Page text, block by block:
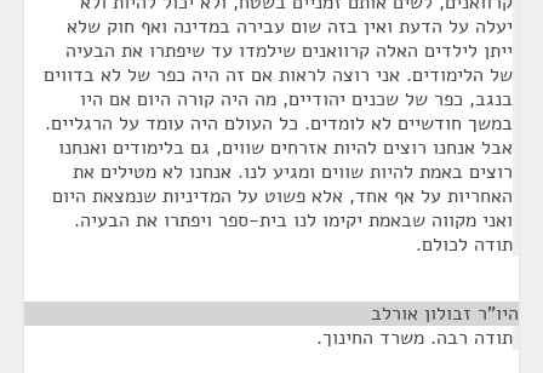
יעלה על הדעת ואין בזה שום עבירה במדינה ואף חוק שלא
ייתן לילדים האלה קרוואנים שילמדו עד שיפתרו את הבעיה
של הלימודים. אני רוצה לראות אם זה היה כפר של לא בדווים
בנגב, כפר של שכנים יהודיים, מה היה קורה היום אם היו
במשך חודשיים לא לומדים. כל העולם היה עומד על הרגליים.
אבל אנחנו רוצים להיות אזרחים שווים, גם בלימודים ואנחנו
רוצים באמת להיות שווים ומגיע לנו. אנחנו לא מטילים את
האחריות על אף אחד, אלא פשוט על המדיניות שנמצאת היום
ואני מקווה שבאמת יקימו לנו בית-ספר ויפתרו את הבעיה.
תודה לכולם.
היו"ר זבולון אורלב
תודה רבה. משרד החינוך.